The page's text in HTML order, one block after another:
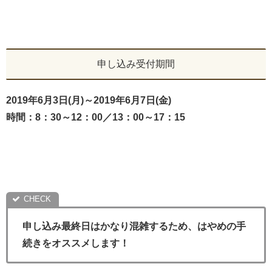
申し込み受付期間
2019年6月3日(月)～2019年6月7日(金)
時間：8：30～12：00／13：00～17：15
申し込み最終日はかなり混雑するため、はやめの手
続きをオススメします！